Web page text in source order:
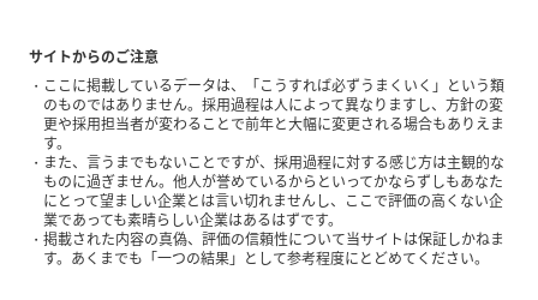
サイトからのご注意
ここに掲載しているデータは、「こうすれば必ずうまくいく」という類
のものではありません。採用過程は人によって異なりますし、方針の変
更や採用担当者が変わることで前年と大幅に変更される場合もありえま
す。
また、言うまでもないことですが、採用過程に対する感じ方は主観的な
ものに過ぎません。他人が誉めているからといってかならずしもあなた
にとって望ましい企業とは言い切れませんし、ここで評価の高くない企
業であっても素晴らしい企業はあるはずです。
掲載された内容の真偽、評価の信頼性について当サイトは保証しかねま
す。あくまでも「一つの結果」として参考程度にとどめてください。